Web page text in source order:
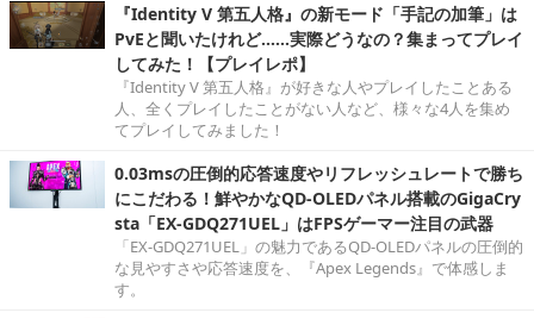
『Identity V 第五人格』の新モード「手記の加筆」は
PvEと聞いたけれど……実際どうなの？集まってプレイ
してみた！【プレイレポ】
『Identity V 第五人格』が好きな人やプレイしたことある
人、全くプレイしたことがない人など、様々な4人を集め
てプレイしてみました！
0.03msの圧倒的応答速度やリフレッシュレートで勝ち
にこだわる！鮮やかなQD-OLEDパネル搭載のGigaCry
sta「EX-GDQ271UEL」はFPSゲーマー注目の武器
「EX-GDQ271UEL」の魅力であるQD-OLEDパネルの圧倒的
な見やすさや応答速度を、『Apex Legends』で体感しま
す。